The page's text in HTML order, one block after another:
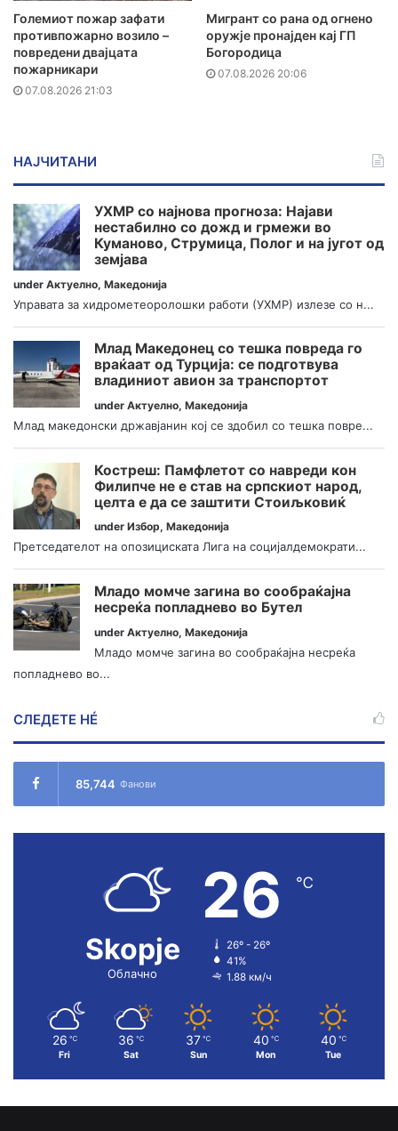
Големиот пожар зафати
противпожарно возило –
повредени двајцата
пожарникари
07.08.2026 21:03
Мигрант со рана од огнено
оружје пронајден кај ГП
Богородица
07.08.2026 20:06
НАЈЧИТАНИ
УХМР со најнова прогноза: Најави
нестабилно со дожд и грмежи во
Куманово, Струмица, Полог и на југот од
земјава
under Актуелно, Македонија
Управата за хидрометеоролошки работи (УХМР) излезе со н...
Млад Македонец со тешка повреда го
враќаат од Турција: се подготвува
владиниот авион за транспортот
under Актуелно, Македонија
Млад македонски државјанин кој се здобил со тешка повре...
Костреш: Памфлетот со навреди кон
Филипче не е став на српскиот народ,
целта е да се заштити Стоиљковиќ
under Избор, Македонија
Претседателот на опозициската Лига на социјалдемократи...
Младо момче загина во сообраќајна
несреќа попладнево во Бутел
under Актуелно, Македонија
Младо момче загина во сообраќајна несреќа
попладнево во...
СЛЕДЕТЕ НÉ
85,744 Фанови
Skopje
Облачно
26 ℃
26º - 26º
41%
1.88 км/ч
26 ℃
Fri
36 ℃
Sat
37 ℃
Sun
40 ℃
Mon
40 ℃
Tue